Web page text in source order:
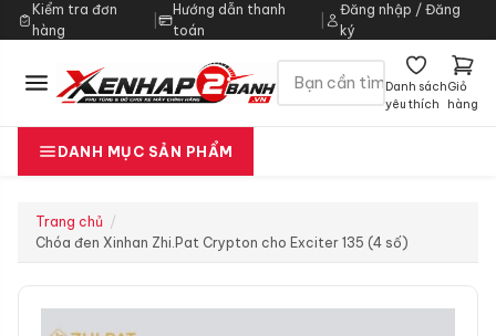
Kiểm tra đơn
hàng
|
Hướng dẫn thanh
toán
Đăng nhập / Đăng
ký
Danh sách
yêu thích
Giỏ
hàng
DANH MỤC SẢN PHẨM
Trang chủ
Chóa đen Xinhan Zhi.Pat Crypton cho Exciter 135 (4 số)